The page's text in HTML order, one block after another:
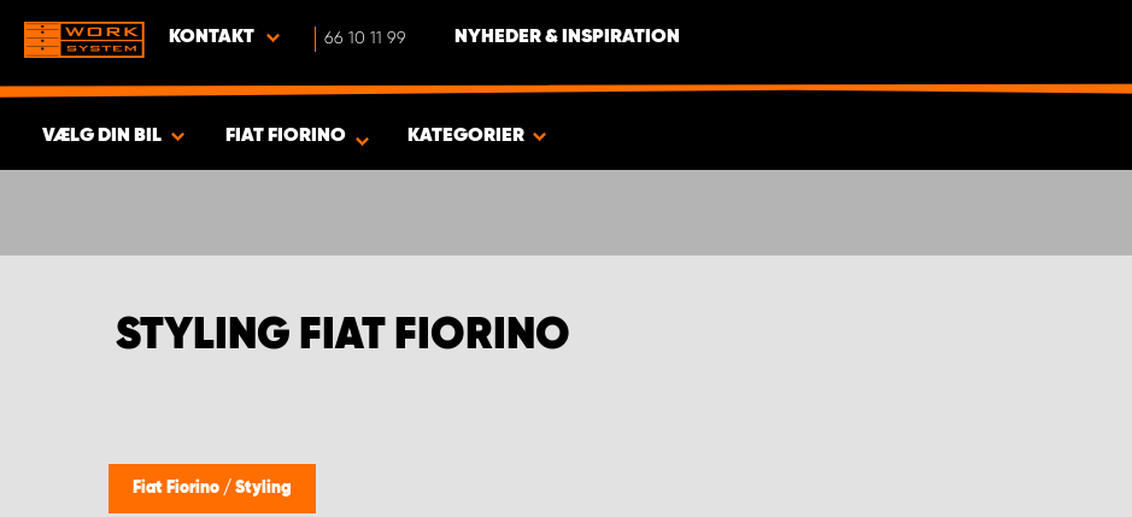
KONTAKT 66 10 11 99 NYHEDER & INSPIRATION
VÆLG DIN BIL FIAT FIORINO KATEGORIER
STYLING FIAT FIORINO
Fiat Fiorino / Styling